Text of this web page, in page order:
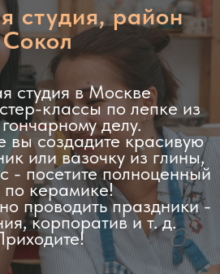
студия, район
Сокол
студия в Москве
классы по лепке из
делу.
вы создадите красивую
или вазочку из глины,
- посетите полноценный
по керамике!
проводить праздники -
корпоратив и т. д.